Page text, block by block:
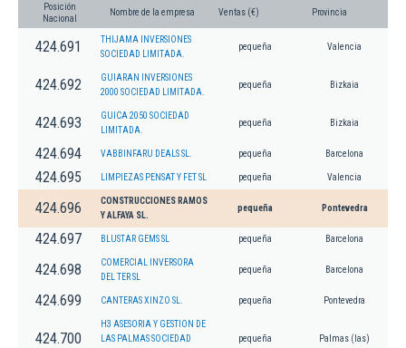
Posición
Nacional
Nombre de la empresa Ventas (€) Provincia
424.691
THIJAMA INVERSIONES
SOCIEDAD LIMITADA.
pequeña Valencia
424.692
GUIARAN INVERSIONES
2000 SOCIEDAD LIMITADA.
pequeña Bizkaia
424.693
GUICA 2050 SOCIEDAD
LIMITADA.
pequeña Bizkaia
424.694 VABBINFARU DEALS SL. pequeña Barcelona
424.695 LIMPIEZAS PENSAT Y FET SL pequeña Valencia
424.696
CONSTRUCCIONES RAMOS
Y ALFAYA SL.
pequeña Pontevedra
424.697 BLUSTAR GEMS SL pequeña Barcelona
424.698
COMERCIAL INVERSORA
DEL TER SL
pequeña Barcelona
424.699 CANTERAS XINZO SL. pequeña Pontevedra
424.700
H3 ASESORIA Y GESTION DE
LAS PALMAS SOCIEDAD
pequeña Palmas (las)